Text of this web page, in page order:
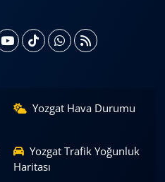
Yozgat Hava Durumu
Yozgat Trafik Yoğunluk
Haritası